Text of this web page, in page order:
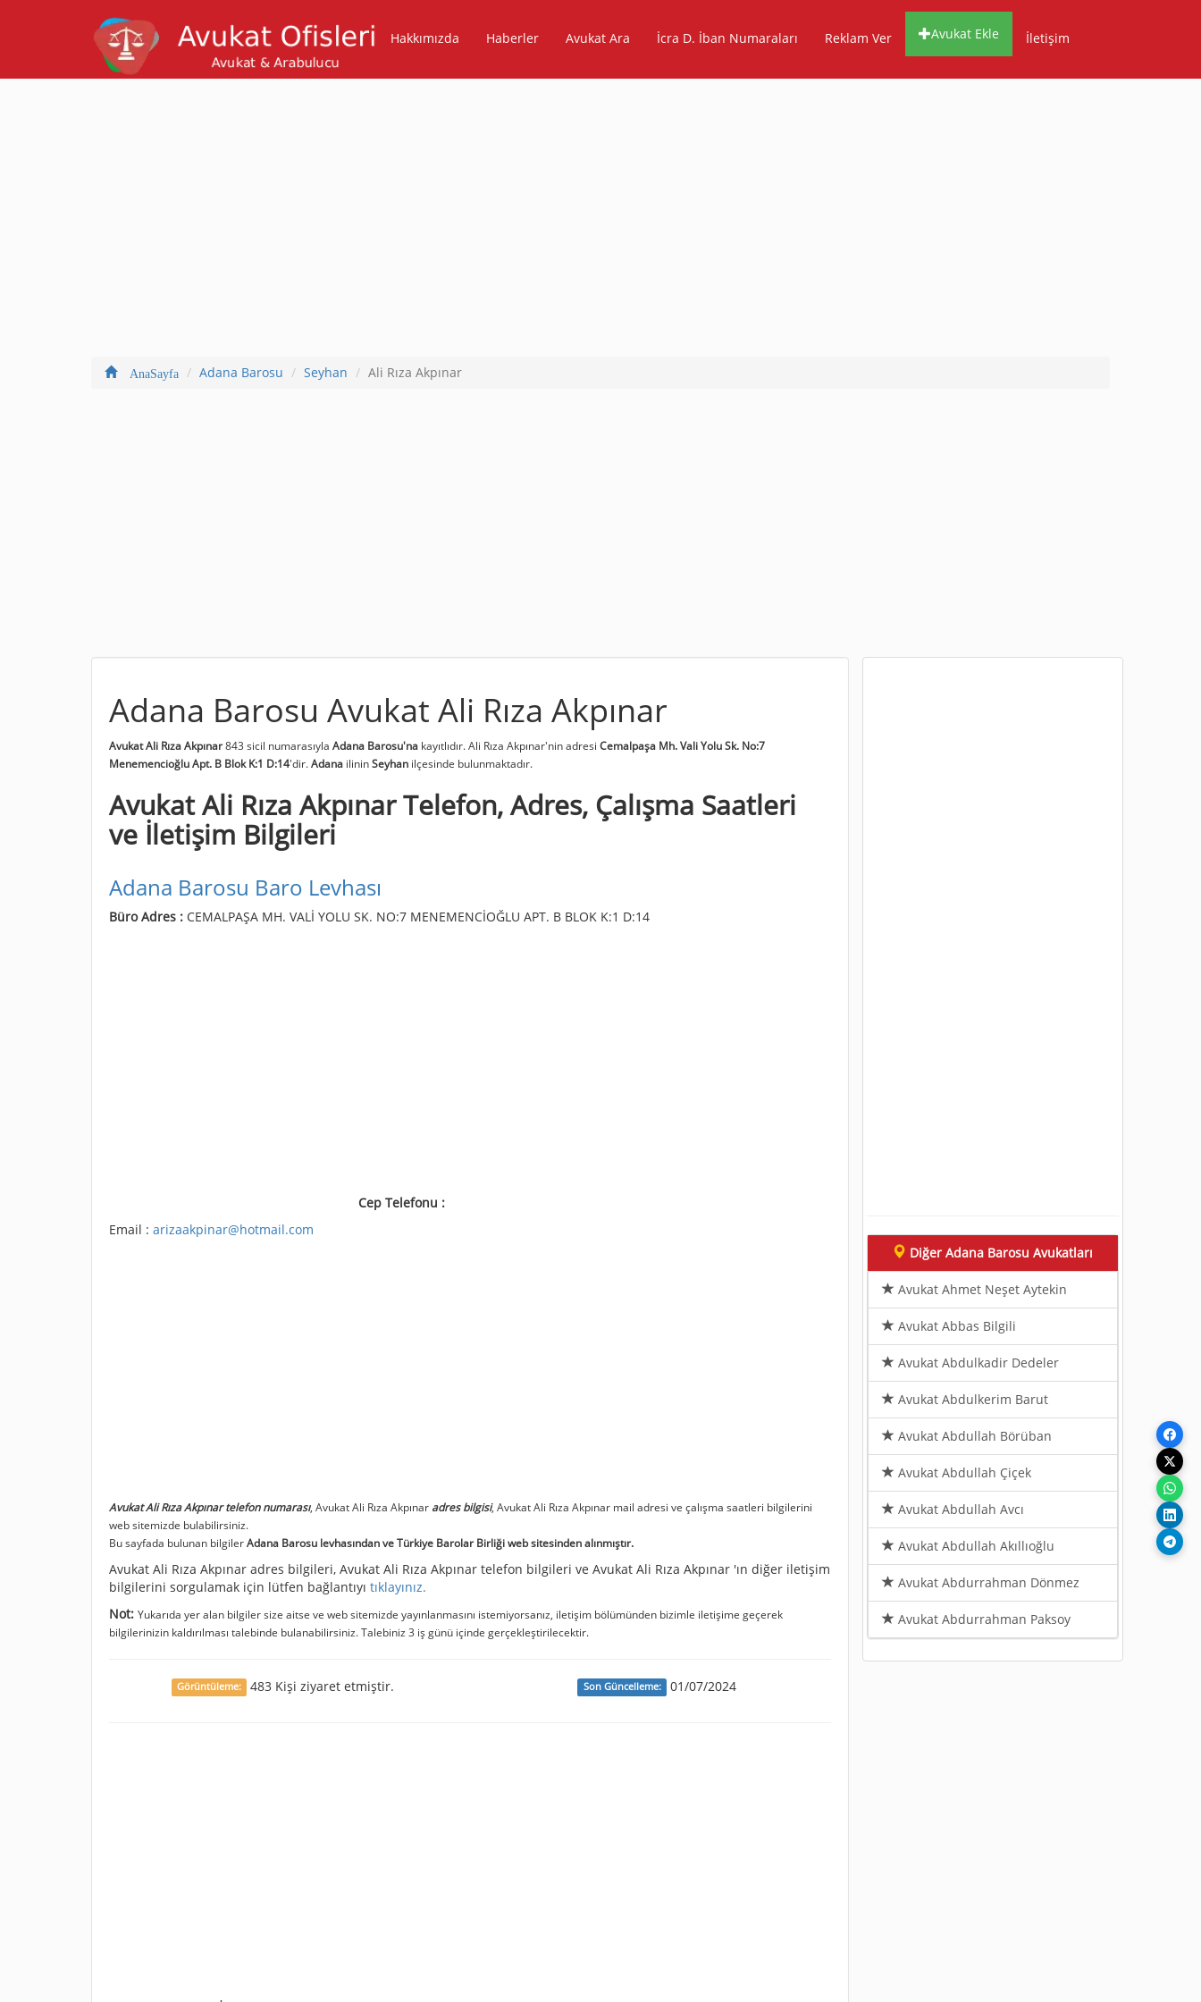
Hakkımızda Haberler Avukat Ara İcra D. İban Numaraları Reklam Ver Avukat Ekle İletişim
AnaSayfa Adana Barosu Seyhan Ali Rıza Akpınar
Adana Barosu Avukat Ali Rıza Akpınar
Avukat Ali Rıza Akpınar843 sicil numarasıyla Adana Barosu'na kayıtlıdır. Ali Rıza Akpınar'nin adresi Cemalpaşa Mh. Vali Yolu Sk. No:7
Menemencioğlu Apt. B Blok K:1 D:14'dir. Adana ilininSeyhan ilçesinde bulunmaktadır.
Avukat Ali Rıza Akpınar Telefon, Adres, Çalışma Saatleri
ve İletişim Bilgileri
Adana Barosu Baro Levhası
Büro Adres : CEMALPAŞA MH. VALİ YOLU SK. NO:7 MENEMENCİOĞLU APT. B BLOK K:1 D:14
Cep Telefonu :
Email : arizaakpinar@hotmail.com
Avukat Ali Rıza Akpınar telefon numarası, Avukat Ali Rıza Akpınar adres bilgisi, Avukat Ali Rıza Akpınar mail adresi ve çalışma saatleri bilgilerini
web sitemizde bulabilirsiniz.
Bu sayfada bulunan bilgilerAdana Barosu levhasından ve Türkiye Barolar Birliği web sitesinden alınmıştır.
Avukat Ali Rıza Akpınar adres bilgileri, Avukat Ali Rıza Akpınar telefon bilgileri ve Avukat Ali Rıza Akpınar 'ın diğer iletişim
bilgilerini sorgulamak için lütfen bağlantıyı tıklayınız.
Not: Yukarıda yer alan bilgiler size aitse ve web sitemizde yayınlanmasını istemiyorsanız, iletişim bölümünden bizimle iletişime geçerek
bilgilerinizin kaldırılması talebinde bulanabilirsiniz. Talebiniz 3 iş günü içinde gerçekleştirilecektir.
Görüntüleme: 483 Kişi ziyaret etmiştir. Son Güncelleme: 01/07/2024
Diğer Adana Barosu Avukatları
Avukat Ahmet Neşet Aytekin
Avukat Abbas Bilgili
Avukat Abdulkadir Dedeler
Avukat Abdulkerim Barut
Avukat Abdullah Börüban
Avukat Abdullah Çiçek
Avukat Abdullah Avcı
Avukat Abdullah Akıllıoğlu
Avukat Abdurrahman Dönmez
Avukat Abdurrahman Paksoy